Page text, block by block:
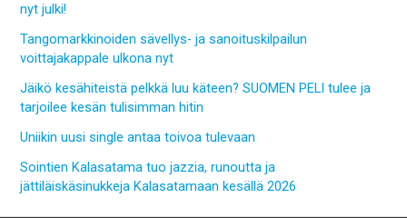
nyt julki!
Tangomarkkinoiden sävellys- ja sanoituskilpailun
voittajakappale ulkona nyt
Jäikö kesähiteistä pelkkä luu käteen? SUOMEN PELI tulee ja
tarjoilee kesän tulisimman hitin
Uniikin uusi single antaa toivoa tulevaan
Sointien Kalasatama tuo jazzia, runoutta ja
jättiläiskäsinukkeja Kalasatamaan kesällä 2026